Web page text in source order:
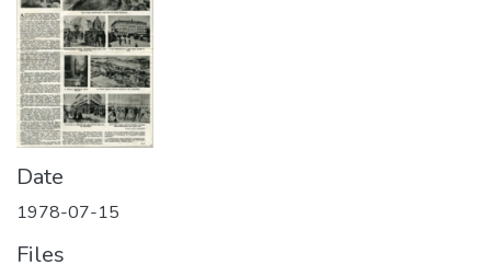
Date
1978-07-15
Files